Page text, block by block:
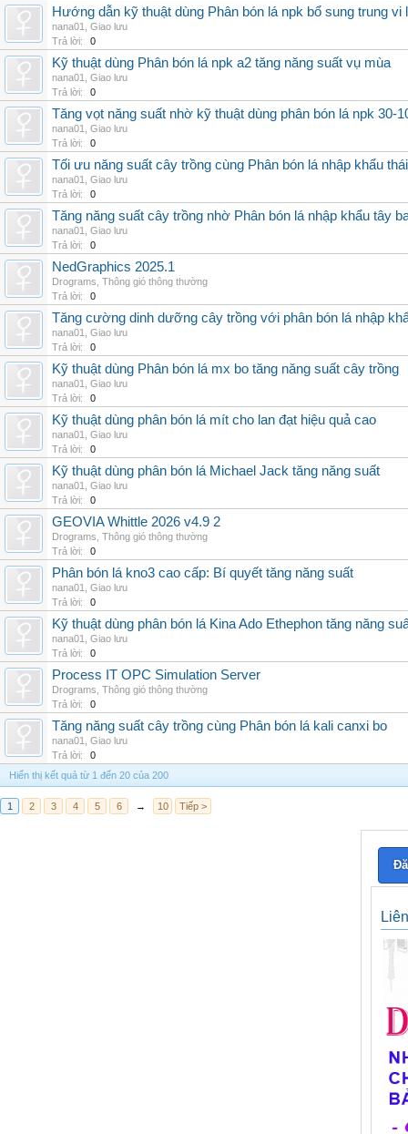
Hướng dẫn kỹ thuật dùng Phân bón lá npk bổ sung trung vi
nana01
Giao lưu
Trả lời:
0
Kỹ thuật dùng Phân bón lá npk a2 tăng năng suất vụ mùa
nana01
Giao lưu
Trả lời:
0
Tăng vọt năng suất nhờ kỹ thuật dùng phân bón lá npk 30-
nana01
Giao lưu
Trả lời:
0
Tối ưu năng suất cây trồng cùng Phân bón lá nhập khẩu
nana01
Giao lưu
Trả lời:
0
Tăng năng suất cây trồng nhờ Phân bón lá nhập khẩu tây
nana01
Giao lưu
Trả lời:
0
NedGraphics 2025.1
Drograms Thông gió thông thường
Trả lời:
0
Tăng cường dinh dưỡng cây trồng với phân bón lá nhập
nana01
Giao lưu
Trả lời:
0
Kỹ thuật dùng Phân bón lá mx bo tăng năng suất cây trồng
nana01
Giao lưu
Trả lời:
0
Kỹ thuật dùng phân bón lá mít cho lan đạt hiệu quả cao
nana01
Giao lưu
Trả lời:
0
Kỹ thuật dùng phân bón lá Michael Jack tăng năng suất
nana01
Giao lưu
Trả lời:
0
GEOVIA Whittle 2026 v4.9 2
Drograms Thông gió thông thường
Trả lời:
0
Phân bón lá kno3 cao cấp: Bí quyết tăng năng suất
nana01
Giao lưu
Trả lời:
0
Kỹ thuật dùng phân bón lá Kina Ado Ethephon tăng năng
nana01
Giao lưu
Trả lời:
0
Process IT OPC Simulation Server
Drograms Thông gió thông thường
Trả lời:
0
Tăng năng suất cây trồng cùng Phân bón lá kali canxi bo
nana01
Giao lưu
Trả lời:
0
Hiển thị kết quả từ 1 đến 20 của 200
1 2 3 4 5 6 → 10 Tiếp >